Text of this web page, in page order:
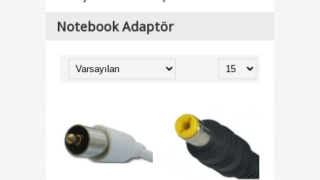
Notebook Adaptör